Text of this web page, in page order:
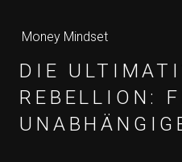
Money Mindset
DIE
REBELLION: